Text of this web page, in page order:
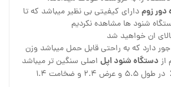
دور زومدارای کیفیتی بی نظیر میباشد که تا
شنود ها مشاهده نکردیم
ان خواهید شد
دارد که به راحتی قابل حمل میباشد وزن
دستگاه شنود اپل اصلی سنگین تر میباشد
در طول ۵.۵ و عرض ۲.۴ و ضخامت ۱.۴